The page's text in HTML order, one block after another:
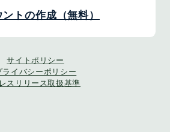
トの作成（無料）
サイトポリシー
ライバシーポリシー
スリリース取扱基準